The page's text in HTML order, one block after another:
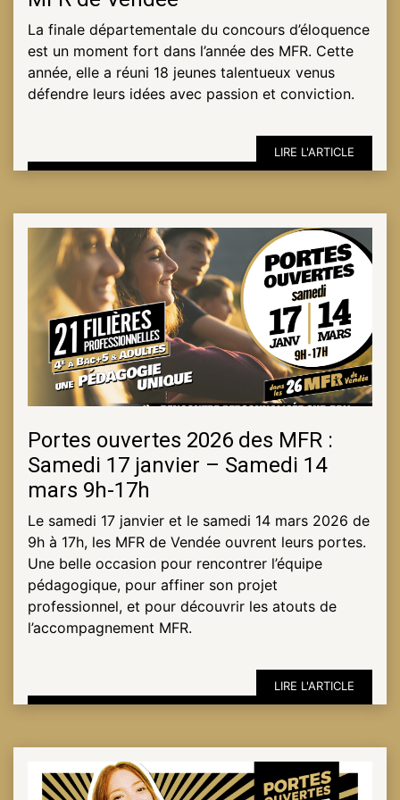
ESPACE
PRO
La finale départementale du concours d’éloquence
est un moment fort dans l’année des MFR. Cette
année, elle a réuni 18 jeunes talentueux venus
défendre leurs idées avec passion et conviction.
LIRE L'ARTICLE
Portes ouvertes 2026 des MFR :
Samedi 17 janvier – Samedi 14
mars 9h-17h
Le samedi 17 janvier et le samedi 14 mars 2026 de
9h à 17h, les MFR de Vendée ouvrent leurs portes.
Une belle occasion pour rencontrer l’équipe
pédagogique, pour affiner son projet
professionnel, et pour découvrir les atouts de
l’accompagnement MFR.
LIRE L'ARTICLE